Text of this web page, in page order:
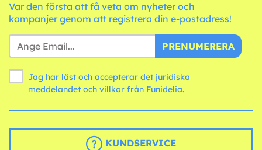
Var den första att få veta om nyheter och
kampanjer genom att registrera din e-postadress!
PRENUMERERA
Jag har läst och accepterar det juridiska
meddelandet och villkor från Funidelia.
KUNDSERVICE